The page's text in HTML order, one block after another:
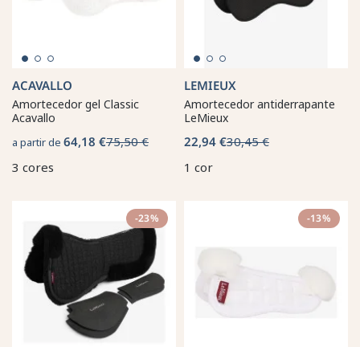
ACAVALLO
Amortecedor gel Classic
Acavallo
a partir de 64,18 €75,50 €
3 cores
LEMIEUX
Amortecedor antiderrapante
LeMieux
22,94 €30,45 €
1 cor
-23% -13%